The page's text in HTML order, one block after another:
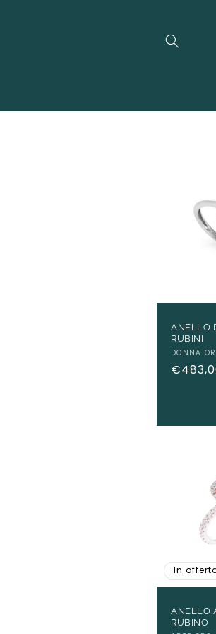
ANELLO
RUBINI
DONNA
Prezzo
In
ANELLO
RUBINO